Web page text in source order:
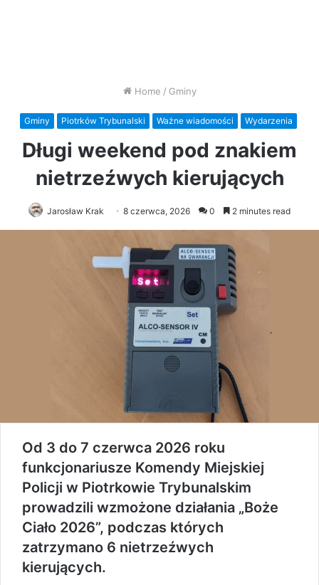
Home / Gminy
Gminy Piotrków Trybunalski Ważne wiadomości Wydarzenia
Długi weekend pod znakiem
nietrzeźwych kierujących
Jarosław Krak 8 czerwca, 2026 0 2 minutes read
Od 3 do 7 czerwca 2026 roku
funkcjonariusze Komendy Miejskiej
Policji w Piotrkowie Trybunalskim
prowadzili wzmożone działania „Boże
Ciało 2026”, podczas których
zatrzymano 6 nietrzeźwych
kierujących.